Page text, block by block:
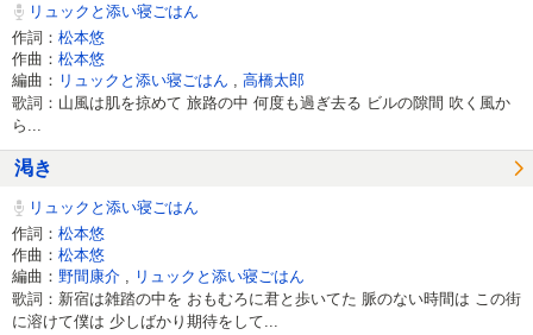
リュックと添い寝ごはん
作詞： 松本悠
作曲： 松本悠
編曲： リュックと添い寝ごはん 高橋太郎
歌詞：山風は肌を掠めて 旅路の中 何度も過ぎ去る ビルの隙間 吹く風か
ら...
渇き
リュックと添い寝ごはん
作詞： 松本悠
作曲： 松本悠
編曲： 野間康介 リュックと添い寝ごはん
歌詞：新宿は雑踏の中を おもむろに君と歩いてた 脈のない時間は この街
に溶けて僕は 少しばかり期待をして...